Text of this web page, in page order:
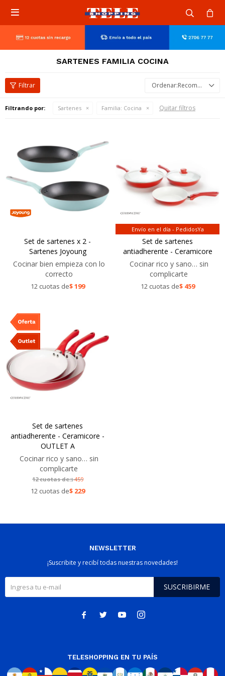

SARTENES FAMILIA COCINA
Recomendados
Filtrando por: Sartenes Familia: Cocina Quitar filtros
Set de sartenes x 2 -
Sartenes Joyoung
Cocinar bien empieza con lo
correcto
12 cuotas de$199
Envío en el día - PedidosYa
Set de sartenes
antiadherente - Ceramicore
Cocinar rico y sano… sin
complicarte
12 cuotas de$ 459
Set de sartenes
antiadherente - Ceramicore -
OUTLET A
Cocinar rico y sano… sin
complicarte
12 cuotas de:$459
12 cuotas de$ 229
NEWSLETTER
¡Suscribite y recibí todas nuestras novedades!
SUSCRIBIRME
   
TELESHOPPING EN TU PAÍS